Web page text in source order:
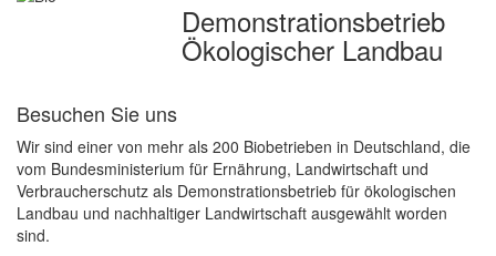
Demonstrations­betrieb
Ökologischer Landbau
Besuchen Sie uns
Wir sind einer von mehr als 200 Biobetrieben in Deutschland, die
vom Bundesministerium für Ernährung, Landwirtschaft und
Verbraucherschutz als Demonstrationsbetrieb für ökologischen
Landbau und nachhaltiger Landwirtschaft ausgewählt worden
sind.